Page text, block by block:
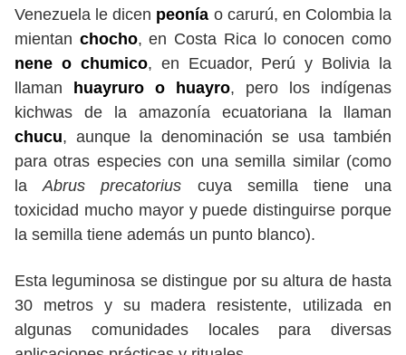
Venezuela le dicen peonía o carurú, en Colombia la
mientan chocho, en Costa Rica lo conocen como
nene o chumico, en Ecuador, Perú y Bolivia la
llaman
huayruro o huayro, pero los indígenas
kichwas de la amazonía ecuatoriana la llaman
chucu, aunque la denominación se usa también
para otras especies con una semilla similar (como
laAbrus precatorius cuya semilla tiene una
toxicidad mucho mayor y puede distinguirse porque
la semilla tiene además un punto blanco).
Esta leguminosa se distingue por su altura de hasta
30 metros y su madera resistente, utilizada en
algunas comunidades locales para diversas